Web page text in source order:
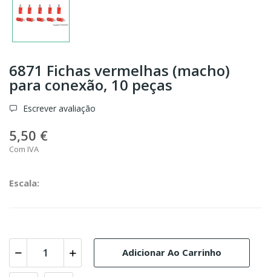
6871 Fichas vermelhas (macho)
para conexão, 10 peças
Escrever avaliação
5,50 €
Com IVA
Escala:
Adicionar Ao Carrinho